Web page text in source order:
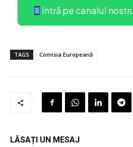
Intră pe canalul
TAGS Comisia Europeană
LĂSAȚI UN MESAJ